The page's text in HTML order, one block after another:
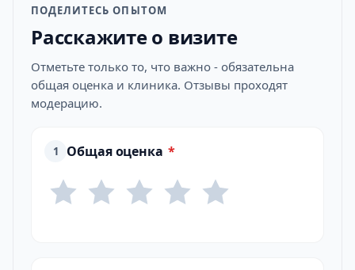
ПОДЕЛИТЕСЬ ОПЫТОМ
Расскажите о визите
Отметьте только то, что важно - обязательна
общая оценка и клиника. Отзывы проходят
модерацию.
1 Общая оценка *